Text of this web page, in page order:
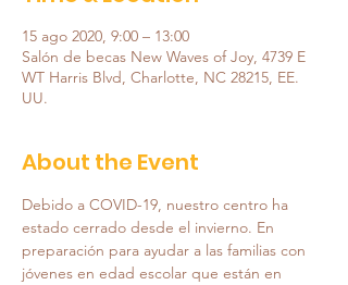
15 ago 2020, 9:00 – 13:00
Salón de becas New Waves of Joy, 4739 E
WT Harris Blvd, Charlotte, NC 28215, EE.
UU.
About the Event
Debido a COVID-19, nuestro centro ha
estado cerrado desde el invierno. En
preparación para ayudar a las familias con
jóvenes en edad escolar que están en